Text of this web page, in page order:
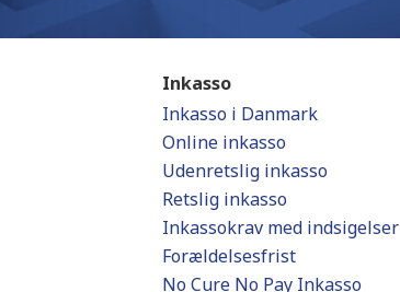
Inkasso
Inkasso i Danmark
Online inkasso
Udenretslig inkasso
Retslig inkasso
Inkassokrav med indsigelser
Forældelsesfrist
No Cure No Pay Inkasso